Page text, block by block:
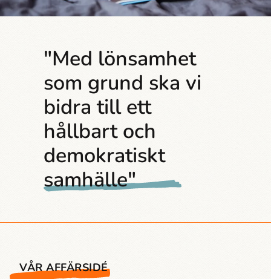
"Med lönsamhet
som grund ska vi
bidra till ett
hållbart och
demokratiskt
samhälle"
VÅR AFFÄRSIDÉ